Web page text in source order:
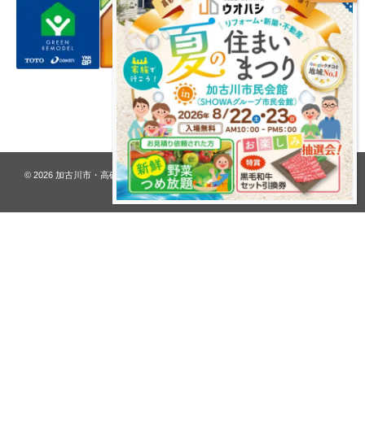
プライバシーポリシー
© 2026 加古川市・高砂市 夢リフォーム ウオハシ – 創業128年の老舗. All rights
reserved.